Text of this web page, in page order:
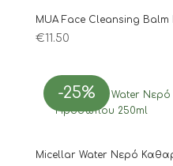
MUA Face Cleansing
€11.50
-25%
Micellar Water Νερό